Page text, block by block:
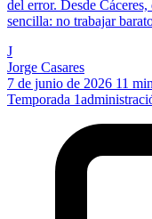
del error. Desde
sencilla: no trabajar
J
Jorge Casares
7 de junio de 2026 11
Temporada 1